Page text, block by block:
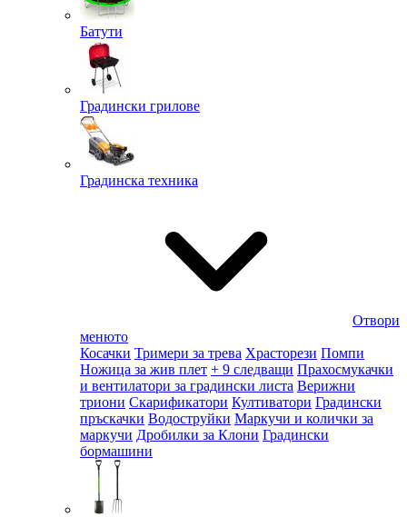
Батути
Градински грилове
Градинска техника
Отвори
менюто
Косачки Тримери за трева Храсторези Помпи
Ножица за жив плет + 9 следващи Прахосмукачки
и вентилатори за градински листа Верижни
триони Скарификатори Култиватори Градински
пръскачки Водоструйки Маркучи и колички за
маркучи Дробилки за Клони Градински
бормашини